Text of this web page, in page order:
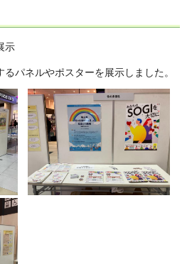
示
パネルやポスターを展示しました。